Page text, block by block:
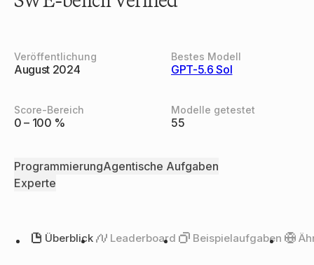
Veröffentlichung
August 2024
Bestes Modell
GPT-5.6 Sol
Score-Bereich
0 – 100 %
Modelle getestet
55
ProgrammierungAgentische Aufgaben
Experte
Überblick Leaderboard Beispielaufgaben